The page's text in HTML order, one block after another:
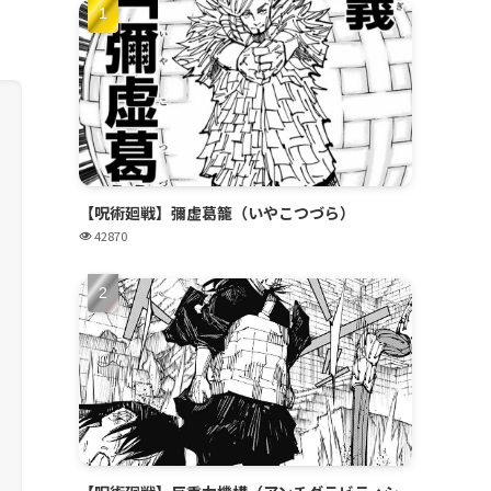
【呪術廻戦】彌虚葛籠（いやこつづら）
42870